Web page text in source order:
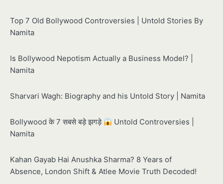
Top 7 Old Bollywood Controversies | Untold Stories By
Namita
Is Bollywood Nepotism Actually a Business Model? |
Namita
Sharvari Wagh: Biography and his Untold Story | Namita
Bollywood के 7 सबसे बड़े झगड़े
Untold Controversies |
Namita
Kahan Gayab Hai Anushka Sharma? 8 Years of
Absence, London Shift & Atlee Movie Truth Decoded!